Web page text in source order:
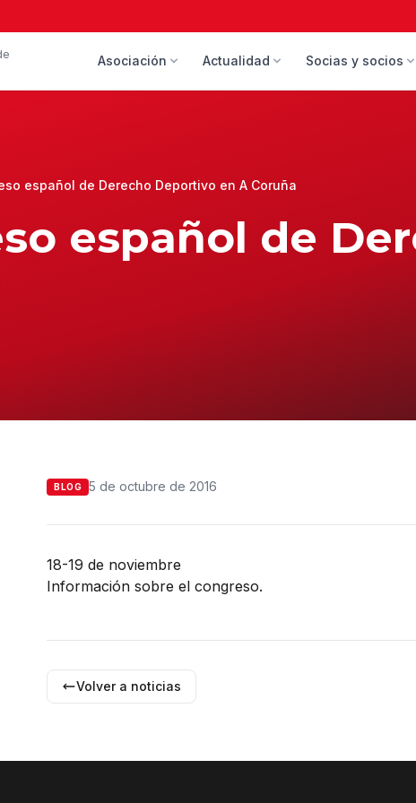
Asociación Actualidad Socias y socios
español de Derecho Deportivo en A Coruña
español de
BLOG 5 de octubre de 2016
18-19 de noviembre
Información sobre el congreso.
Volver a noticias